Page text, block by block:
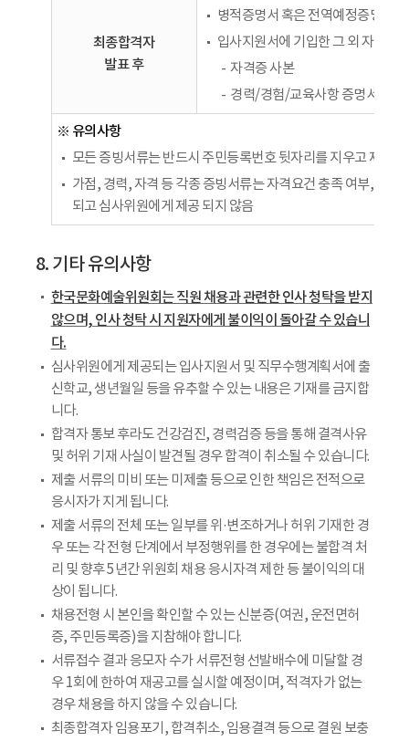
최종합격자
발표 후
병적증명서 혹은 전역예정증명서(
입사지원서에 기입한 그 외 자격사
자격증 사본
경력/경험/교육사항 증명서
※ 유의사항
모든 증빙서류는 반드시 주민등록번호 뒷자리를 지우고 제출
가점, 경력, 자격 등 각종 증빙서류는 자격요건 충족 여부, 가
되고 심사위원에게 제공 되지 않음
8. 기타 유의사항
한국문화예술위원회는 직원 채용과 관련한 인사 청탁을 받지
않으며, 인사 청탁 시 지원자에게 불이익이 돌아갈 수 있습니
다.
심사위원에게 제공되는 입사지원서 및 직무수행계획서에 출
신학교, 생년월일 등을 유추할 수 있는 내용은 기재를 금지합
니다.
합격자 통보 후라도 건강검진, 경력검증 등을 통해 결격사유
및 허위 기재 사실이 발견될 경우 합격이 취소될 수 있습니다.
제출 서류의 미비 또는 미제출 등으로 인한 책임은 전적으로
응시자가 지게 됩니다.
제출 서류의 전체 또는 일부를 위·변조하거나 허위 기재한 경
우 또는 각 전형 단계에서 부정행위를 한 경우에는 불합격 처
리 및 향후 5년간 위원회 채용 응시자격 제한 등 불이익의 대
상이 됩니다.
채용전형 시 본인을 확인할 수 있는 신분증(여권, 운전면허
증, 주민등록증)을 지참해야 합니다.
서류접수 결과 응모자 수가 서류전형 선발배수에 미달할 경
우 1회에 한하여 재공고를 실시할 예정이며, 적격자가 없는
경우 채용을 하지 않을 수 있습니다.
최종합격자 임용포기, 합격취소, 임용결격 등으로 결원 보충